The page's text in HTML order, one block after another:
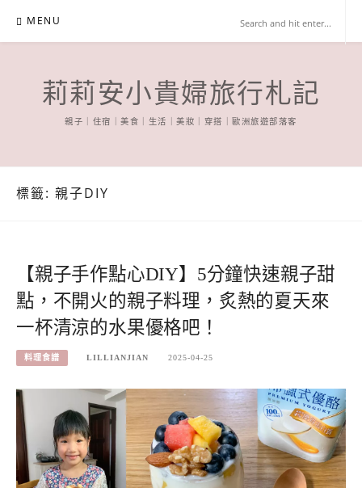
content
MENU
莉莉安小貴婦旅行札記
親子｜住宿｜美食｜生活｜美妝｜穿搭｜歐洲旅遊部落客
標籤: 親子DIY
【親子手作點心DIY】5分鐘快速親子甜
點，不開火的親子料理，炙熱的夏天來
一杯清涼的水果優格吧！
料理食譜 LILLIANJIAN 2025-04-25